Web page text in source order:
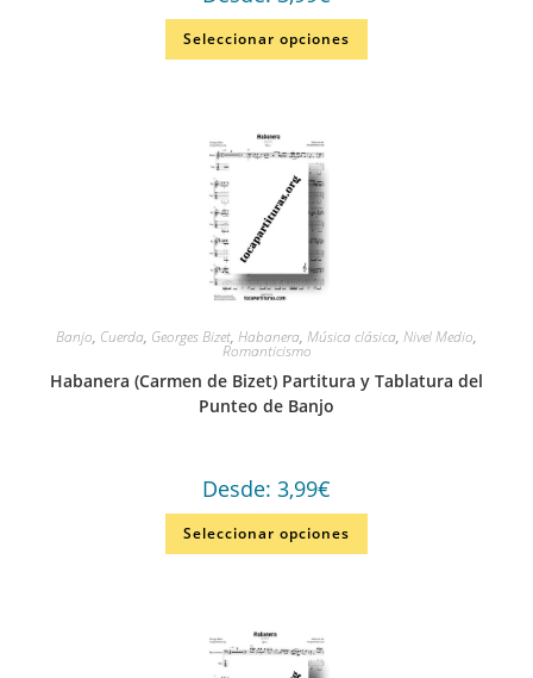
Seleccionar opciones
Banjo, Cuerda, Georges Bizet, Habanera, Música clásica, Nivel Medio,
Romanticismo
Habanera (Carmen de Bizet) Partitura y Tablatura del
Punteo de Banjo
Desde: 3,99€
Seleccionar opciones